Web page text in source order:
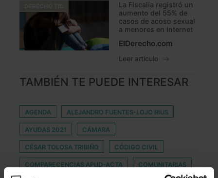
La Fiscalía registró un
aumento del 55% de
casos de acoso sexual
a menores en Internet
ElDerecho.com
Leer artículo
TAMBIÉN TE PUEDE INTERESAR
AGENDA ALEJANDRO FUENTES-LOJO RIUS
AYUDAS 2021 CÁMARA
CÉSAR TOLOSA TRIBIÑO CÓDIGO CIVIL
COMPARECENCIAS APUD-ACTA COMUNITARIAS